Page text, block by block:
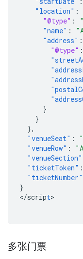
"location" :
"@type" :
"name" :
"address" :
"@type" :
}
}
},
"venueSeat" :
"venueRow" :
"venueSection"
"ticketToken" :
"ticketNumber"
}
</script>
多张门票